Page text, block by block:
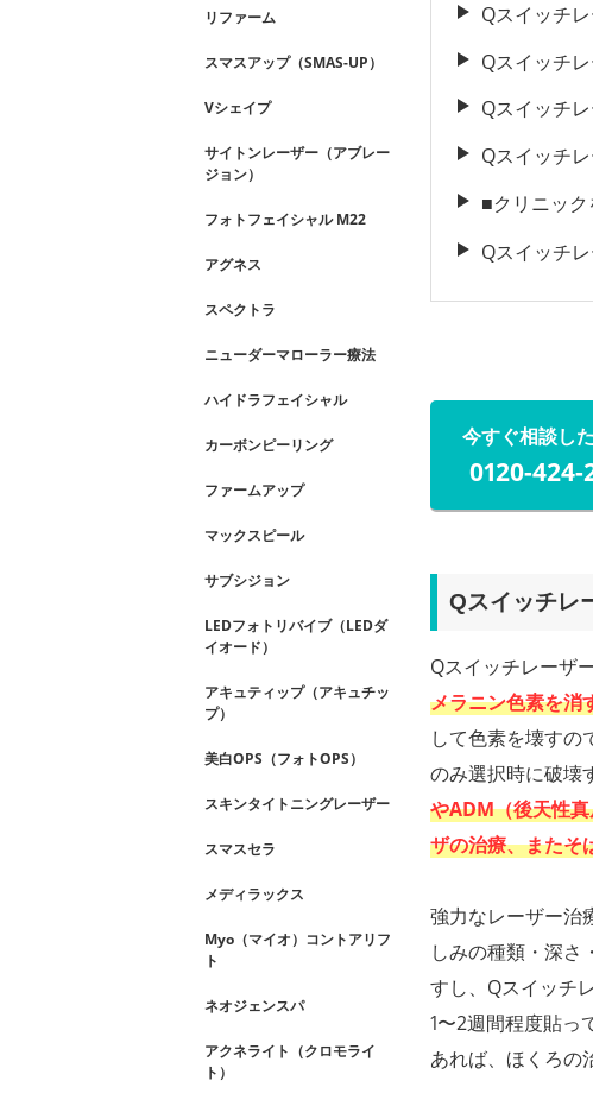
Qスイッチ
Qスイッチ
Qスイッチ
Qスイッチ
■クリニック
Qスイッチ
今すぐ相談し
0120-424-
Qスイッチレ
Qスイッチレーザ
メラニン色素を消
して色素を壊すの
のみ選択時に破壊
やADM（後天性
ザの治療、またそ
強力なレーザー治
しみの種類・深さ
すし、Qスイッチ
1〜2週間程度貼っ
あれば、ほくろの
リファーム
スマスアップ（SMAS-UP）
Vシェイプ
サイトンレーザー（アブレー
ジョン）
フォトフェイシャル M22
アグネス
スペクトラ
ニューダーマローラー療法
ハイドラフェイシャル
カーボンピーリング
ファームアップ
マックスピール
サブシジョン
LEDフォトリバイブ（LEDダ
イオード）
アキュティップ（アキュチッ
プ）
美白OPS（フォトOPS）
スキンタイトニングレーザー
スマスセラ
メディラックス
Myo（マイオ）コントアリフ
ト
ネオジェンスパ
アクネライト（クロモライ
ト）